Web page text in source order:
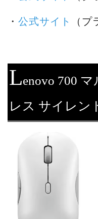
・ 公式サイト （プ
Lenovo 700
レス サイレン